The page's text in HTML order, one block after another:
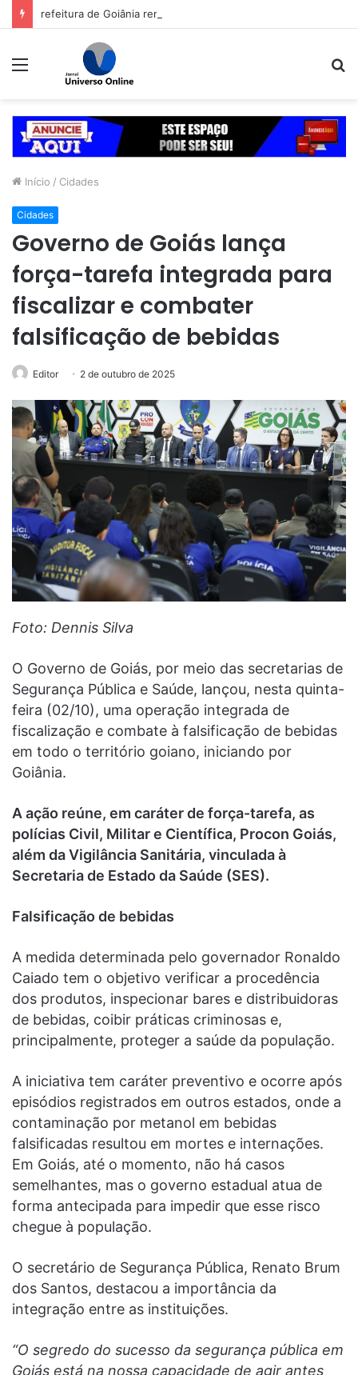
Menu
Início / Cidades
Cidades
Governo de Goiás lança
força-tarefa integrada para
fiscalizar e combater
falsificação de bebidas
Editor 2 de outubro de 2025
Foto: Dennis Silva
O Governo de Goiás, por meio das secretarias de
Segurança Pública e Saúde, lançou, nesta quinta-
feira (02/10), uma operação integrada de
fiscalização e combate à falsificação de bebidas
em todo o território goiano, iniciando por
Goiânia.
A ação reúne, em caráter de força-tarefa, as
polícias Civil, Militar e Científica, Procon Goiás,
além da Vigilância Sanitária, vinculada à
Secretaria de Estado da Saúde (SES).
Falsificação de bebidas
A medida determinada pelo governador Ronaldo
Caiado tem o objetivo verificar a procedência
dos produtos, inspecionar bares e distribuidoras
de bebidas, coibir práticas criminosas e,
principalmente, proteger a saúde da população.
A iniciativa tem caráter preventivo e ocorre após
episódios registrados em outros estados, onde a
contaminação por metanol em bebidas
falsificadas resultou em mortes e internações.
Em Goiás, até o momento, não há casos
semelhantes, mas o governo estadual atua de
forma antecipada para impedir que esse risco
chegue à população.
O secretário de Segurança Pública, Renato Brum
dos Santos, destacou a importância da
integração entre as instituições.
“O segredo do sucesso da segurança pública em
Goiás está na nossa capacidade de agir antes